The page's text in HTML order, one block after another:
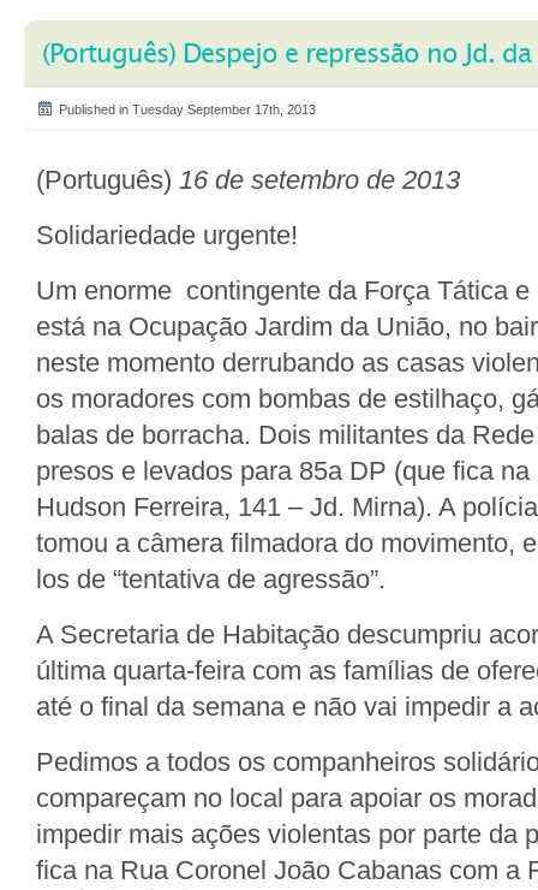
(Português) Despejo e repressão no Jd.
Published in Tuesday September 17th, 2013
(Português) 16 de setembro de 2013
Solidariedade urgente!
Um enorme contingente da Força Tática e
está na Ocupação Jardim da União, no
neste momento derrubando as casas
os moradores com bombas de estilhaço,
balas de borracha. Dois militantes da
presos e levados para 85a DP (que fica
Hudson Ferreira, 141 – Jd. Mirna). A
tomou a câmera filmadora do movimento,
los de “tentativa de agressão”.
A Secretaria de Habitação descumpriu
última quarta-feira com as famílias de
até o final da semana e não vai impedir a
Pedimos a todos os companheiros
compareçam no local para apoiar os
impedir mais ações violentas por parte da
fica na Rua Coronel João Cabanas com a